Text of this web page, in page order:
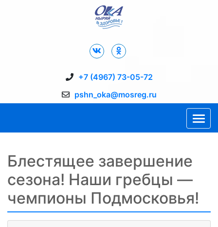
+7 (4967) 73-05-72
pshn_oka@mosreg.ru
Блестящее завершение
сезона! Наши гребцы —
чемпионы Подмосковья!